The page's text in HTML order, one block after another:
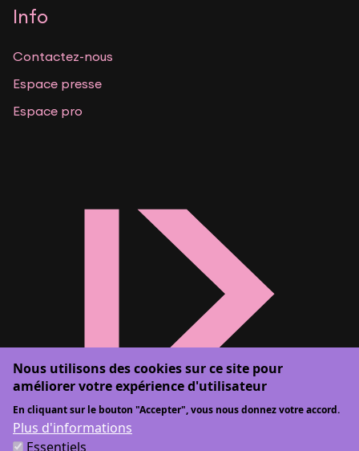
Info
Contactez-nous
Espace presse
Espace pro
Nous utilisons des cookies sur ce site pour
améliorer votre expérience d'utilisateur
En cliquant sur le bouton "Accepter", vous nous donnez votre accord.
Plus d'informations
Essentiels